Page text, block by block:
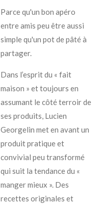
Parce qu'un bon apéro
entre amis peu être aussi
simple qu'un pot de pâté à
partager.
Dans l’esprit du « fait
maison » et toujours en
assumant le côté terroir de
ses produits, Lucien
Georgelin met en avant un
produit pratique et
convivial peu transformé
qui suit la tendance du «
manger mieux ». Des
recettes originales et